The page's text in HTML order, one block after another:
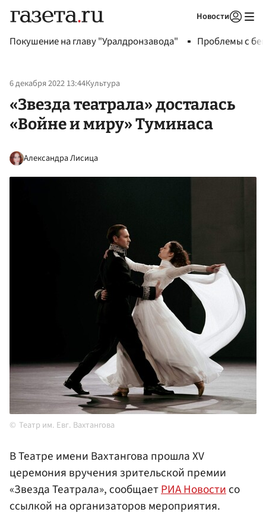
Новости
Покушение на главу "Уралдронзавода" Проблемы с
6 декабря 2022 13:44Культура
«Звезда театрала» досталась
«Войне и миру» Туминаса
Александра Лисица
Театр им. Евг. Вахтангова
В Театре имени Вахтангова прошла XV
церемония вручения зрительской премии
«Звезда Театрала», сообщаетРИА Новостисо
ссылкой на организаторов мероприятия.